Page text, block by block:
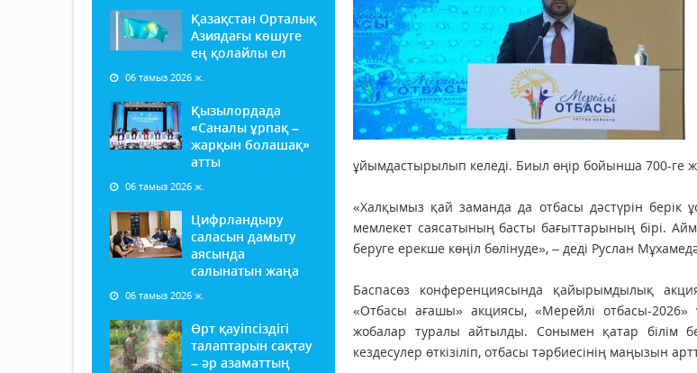
Қазақстан Орталық
Азиядағы көшуге
ең қолайлы ел
06 тамыз 2026 ж.
Қызылордада
«Саналы ұрпақ –
жарқын болашақ»
атты
06 тамыз 2026 ж.
Цифрландыру
саласын дамыту
аясында
салынатын жаңа
06 тамыз 2026 ж.
Өрт қауіпсіздігі
талаптарын сақтау
– әр азаматтың
ұйымдастырылып келеді. Биыл өңір бойынша 700-ге
«Халқымыз қай заманда да отбасы дәстүрін берік
мемлекет саясатының басты бағыттарының бірі.
беруге ерекше көңіл бөлінуде», – деді Руслан
Баспасөз конференциясында қайырымдылық
«Отбасы ағашы» акциясы, «Мерейлі отбасы-2026»
жобалар туралы айтылды. Сонымен қатар білім
кездесулер өткізіліп, отбасы тәрбиесінің маңызын